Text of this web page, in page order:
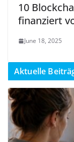
10
finanziert
June 18, 2025
Aktuelle